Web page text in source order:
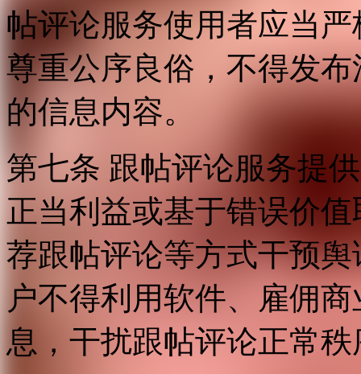
帖评论服务使用者应当
尊重公序良俗，不得发
的信息内容。
第七条 跟帖评论服务提
正当利益或基于错误价
荐跟帖评论等方式干预
户不得利用软件、雇佣
息，干扰跟帖评论正常